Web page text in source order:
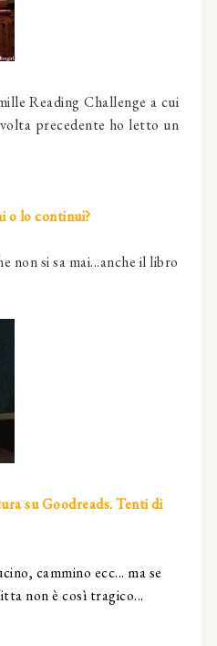
Reading Challenge a cui
volta precedente ho letto un
o lo continui?
non si sa mai...anche il libro
su Goodreads. Tenti di
cammino ecc... ma se
non è così tragico...